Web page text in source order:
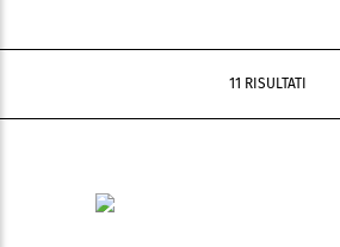
11 RISULTATI